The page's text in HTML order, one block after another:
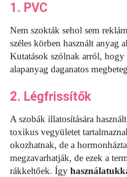
1. PVC
Nem szokták sehol sem
széles körben használt anyag
Kutatások szólnak arról,
alapanyag daganatos
2. Légfrissítők
A szobák illatosítására
toxikus vegyületet
okozhatnak, de a
megzavarhatják, de ezek a
rákkeltőek. Így